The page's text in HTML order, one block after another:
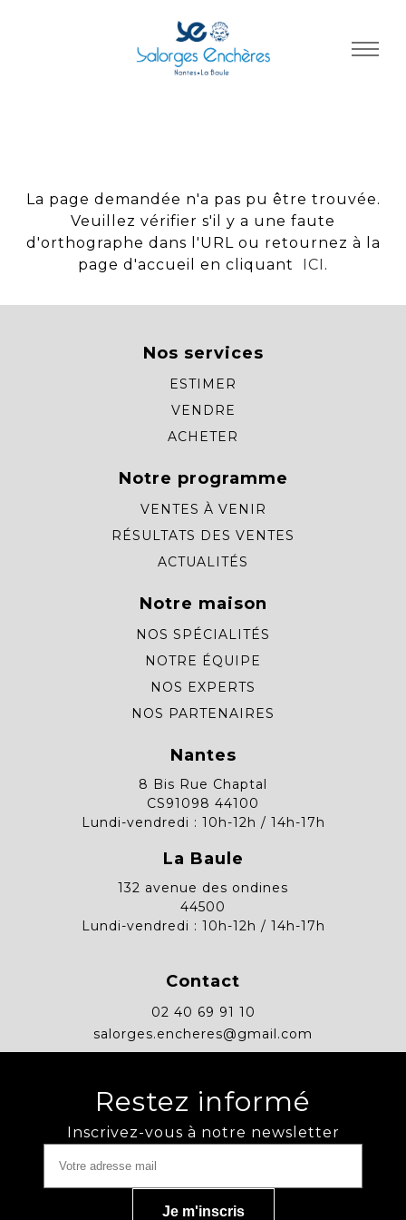
La page demandée n'a pas pu être trouvée.
Veuillez vérifier s'il y a une faute
d'orthographe dans l'URL ou retournez à la
page d'accueil en cliquant
ICI .
Nos services
ESTIMER
VENDRE
ACHETER
Notre programme
VENTES À VENIR
RÉSULTATS DES VENTES
ACTUALITÉS
Notre maison
NOS SPÉCIALITÉS
NOTRE ÉQUIPE
NOS EXPERTS
NOS PARTENAIRES
Nantes
8 Bis Rue Chaptal
CS91098 44100
Lundi-vendredi : 10h-12h / 14h-17h
La Baule
132 avenue des ondines
44500
Lundi-vendredi : 10h-12h / 14h-17h
Contact
02 40 69 91 10
salorges.encheres@gmail.com
Restez informé
Inscrivez-vous à notre newsletter